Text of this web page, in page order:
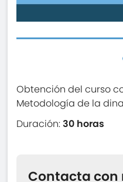
Obtención del curso
Metodología de la
Duración:30 horas
Contacta con